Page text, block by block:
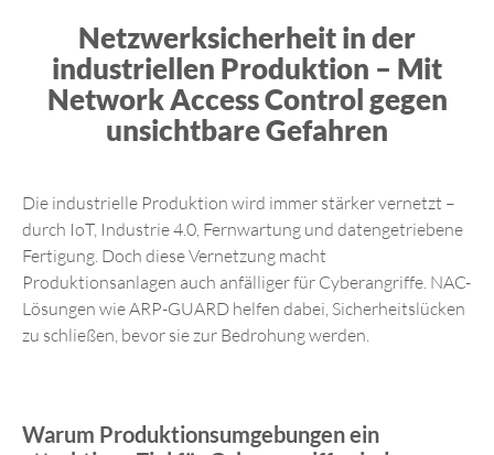
Netzwerksicherheit in der
industriellen Produktion – Mit
Network Access Control gegen
unsichtbare Gefahren
Die industrielle Produktion wird immer stärker vernetzt –
durch IoT, Industrie 4.0, Fernwartung und datengetriebene
Fertigung. Doch diese Vernetzung macht
Produktionsanlagen auch anfälliger für Cyberangriffe. NAC-
Lösungen wie ARP-GUARD helfen dabei, Sicherheitslücken
zu schließen, bevor sie zur Bedrohung werden.
Warum Produktionsumgebungen ein